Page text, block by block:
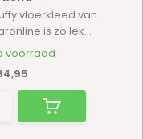
vloerkleed van
is zo lek...
voorraad